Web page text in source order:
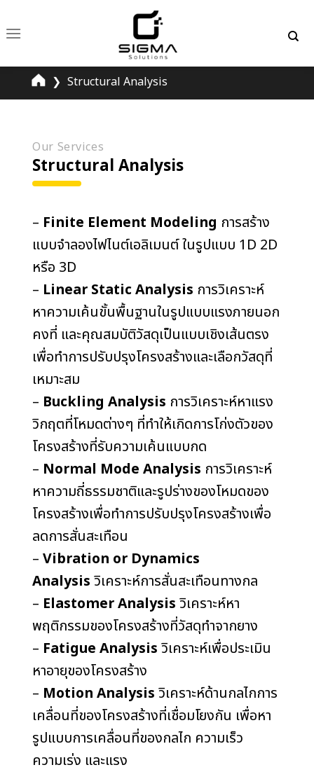
to
content
❯ Structural Analysis
Our Services
Structural Analysis
– Finite Element Modeling การสร้าง
แบบจำลองไฟไนต์เอลิเมนต์ ในรูปแบบ 1D 2D
หรือ 3D
– Linear Static Analysis การวิเคราะห์
หาความเค้นขั้นพื้นฐานในรูปแบบแรงภายนอก
คงที่ และคุณสมบัติวัสดุเป็นแบบเชิงเส้นตรง
เพื่อทำการปรับปรุงโครงสร้างและเลือกวัสดุที่
เหมาะสม
– Buckling Analysis การวิเคราะห์หาแรง
วิกฤตที่โหมดต่างๆ ที่ทำให้เกิดการโก่งตัวของ
โครงสร้างที่รับความเค้นแบบกด
– Normal Mode Analysis การวิเคราะห์
หาความถี่ธรรมชาติและรูปร่างของโหมดของ
โครงสร้างเพื่อทำการปรับปรุงโครงสร้างเพื่อ
ลดการสั่นสะเทือน
–Vibration or Dynamics
Analysis วิเคราะห์การสั่นสะเทือนทางกล
– Elastomer Analysisวิเคราะห์หา
พฤติกรรมของโครงสร้างที่วัสดุทำจากยาง
– Fatigue Analysisวิเคราะห์เพื่อประเมิน
หาอายุของโครงสร้าง
– Motion Analysis วิเคราะห์ด้านกลไกการ
เคลื่อนที่ของโครงสร้างที่เชื่อมโยงกัน เพื่อหา
รูปแบบการเคลื่อนที่ของกลไก ความเร็ว
ความเร่ง และแรง